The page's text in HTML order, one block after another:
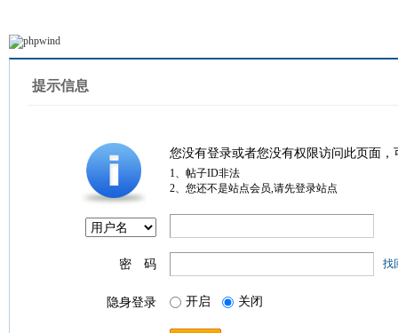
提示信息
您没有登录或者您没有权限访问此页面
1、帖子ID非法
2、您还不是站点会员,请先登录站点
密 码 找
隐身登录 开启 关闭